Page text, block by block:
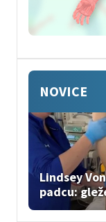
NOVICE
Lindsey
padcu: